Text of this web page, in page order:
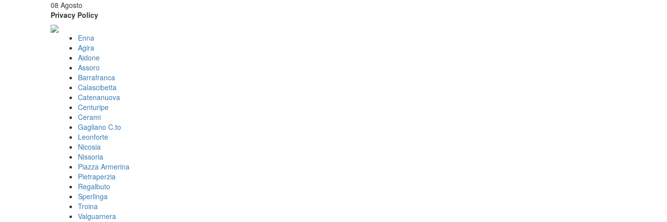
08 Agosto
Privacy Policy
Enna
Agira
Aidone
Assoro
Barrafranca
Calascibetta
Catenanuova
Centuripe
Cerami
Gagliano C.to
Leonforte
Nicosia
Nissoria
Piazza Armerina
Pietraperzia
Regalbuto
Sperlinga
Troina
Valguarnera